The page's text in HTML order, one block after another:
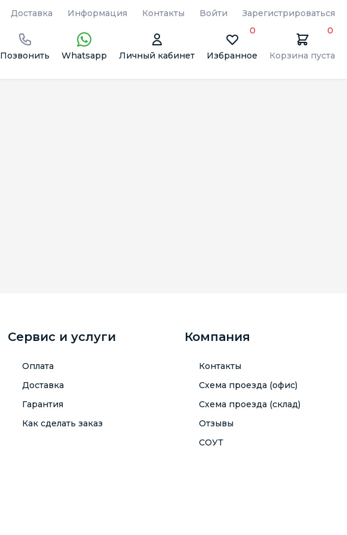
Доставка Информация Контакты Войти Зарегистрироваться
Позвонить Whatsapp Личный кабинет Избранное
0
Корзина пуста
0
Сервис и услуги
Оплата
Доставка
Гарантия
Как сделать заказ
Компания
Контакты
Схема проезда (офис)
Схема проезда (склад)
Отзывы
СОУТ